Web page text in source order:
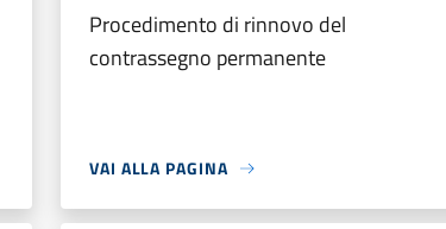
Procedimento di rinnovo del
contrassegno permanente
VAI ALLA PAGINA